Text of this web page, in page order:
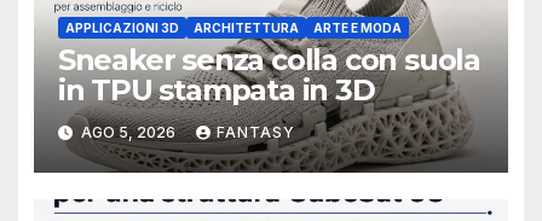
APPLICAZIONI 3D ARCHITETTURA ARTE E MODA
Sneaker senza colla con suola
in TPU stampata in 3D
AGO 5, 2026 FANTASY